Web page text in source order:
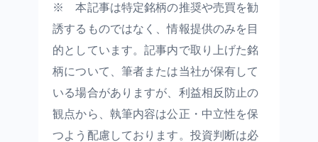
※ 本記事は特定銘柄の推奨や売買を勧
誘するものではなく、情報提供のみを目
的としています。記事内で取り上げた銘
柄について、筆者または当社が保有して
いる場合がありますが、利益相反防止の
観点から、執筆内容は公正・中立性を保
つよう配慮しております。投資判断は必